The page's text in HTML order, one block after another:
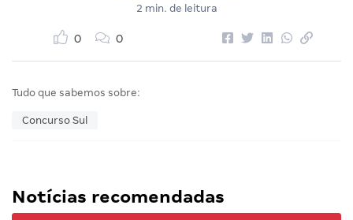
2 min. de leitura
0 0
Tudo que sabemos sobre:
Concurso Sul
Notícias recomendadas